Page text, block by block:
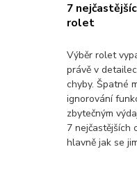
7
rolet
Výběr rolet
právě v
chyby. Špatné
ignorování
zbytečným
7 nejčastějších
hlavně jak se